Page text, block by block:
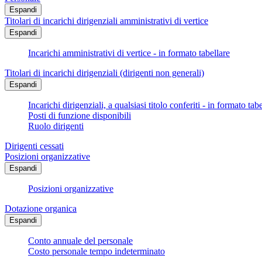
Espandi
Titolari di incarichi dirigenziali amministrativi di vertice
Espandi
Incarichi amministrativi di vertice - in formato tabellare
Titolari di incarichi dirigenziali (dirigenti non generali)
Espandi
Incarichi dirigenziali, a qualsiasi titolo conferiti - in formato
Posti di funzione disponibili
Ruolo dirigenti
Dirigenti cessati
Posizioni organizzative
Espandi
Posizioni organizzative
Dotazione organica
Espandi
Conto annuale del personale
Costo personale tempo indeterminato